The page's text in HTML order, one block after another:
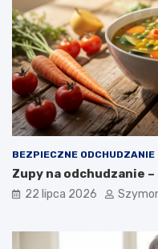
BEZPIECZNE ODCHUDZANIE
Zupy na odchudzanie
22 lipca 2026